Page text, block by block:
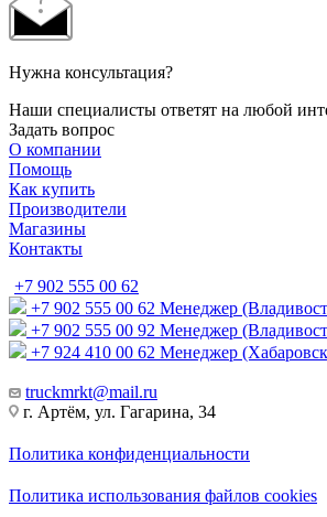
Нужна консультация?
Наши специалисты ответят на любой
Задать вопрос
О компании
Помощь
Как купить
Производители
Магазины
Контакты
+7 902 555 00 62
+7 902 555 00 62 Менеджер
+7 902 555 00 92 Менеджер
+7 924 410 00 62 Менеджер
truckmrkt@mail.ru
г. Артём, ул. Гагарина, 34
Политика конфиденциальности
Политика использования файлов cookies